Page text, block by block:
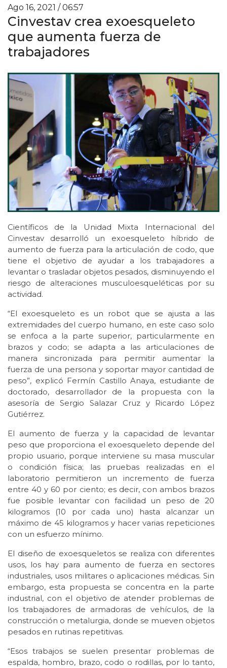
Ago 16, 2021 / 06:57
Cinvestav crea exoesqueleto
que aumenta fuerza de
trabajadores
Científicos de la Unidad Mixta Internacional del
Cinvestav desarrolló un exoesqueleto híbrido de
aumento de fuerza para la articulación de codo, que
tiene el objetivo de ayudar a los trabajadores a
levantar o trasladar objetos pesados, disminuyendo el
riesgo de alteraciones musculoesqueléticas por su
actividad.
“El exoesqueleto es un robot que se ajusta a las
extremidades del cuerpo humano, en este caso solo
se enfoca a la parte superior, particularmente en
brazos y codo; se adapta a las articulaciones de
manera sincronizada para permitir aumentar la
fuerza de una persona y soportar mayor cantidad de
peso”, explicó Fermín Castillo Anaya, estudiante de
doctorado, desarrollador de la propuesta con la
asesoría de Sergio Salazar Cruz y Ricardo López
Gutiérrez.
El aumento de fuerza y la capacidad de levantar
peso que proporciona el exoesqueleto depende del
propio usuario, porque interviene su masa muscular
o condición física; las pruebas realizadas en el
laboratorio permitieron un incremento de fuerza
entre 40 y 60 por ciento; es decir, con ambos brazos
fue posible levantar con facilidad un peso de 20
kilogramos (10 por cada uno) hasta alcanzar un
máximo de 45 kilogramos y hacer varias repeticiones
con un esfuerzo mínimo.
El diseño de exoesqueletos se realiza con diferentes
usos, los hay para aumento de fuerza en sectores
industriales, usos militares o aplicaciones médicas. Sin
embargo, esta propuesta se concentra en la parte
industrial, con el objetivo de atender problemas de
los trabajadores de armadoras de vehículos, de la
construcción o metalurgia, donde se mueven objetos
pesados en rutinas repetitivas.
“Esos trabajos se suelen presentar problemas de
espalda, hombro, brazo, codo o rodillas, por lo tanto,